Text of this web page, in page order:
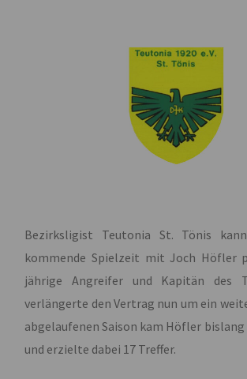
Bezirksligist Teutonia St. Tönis
kommende Spielzeit mit Joch Höfler
jährige Angreifer und Kapitän des
verlängerte den Vertrag nun um ein
abgelaufenen Saison kam Höfler bislang
und erzielte dabei 17 Treffer.